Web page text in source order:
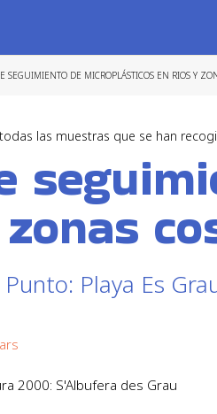
SEGUIMIENTO DE MICROPLÁSTICOS EN RIOS Y
las muestras que se han
Playa Es
2000: S'Albufera des Grau